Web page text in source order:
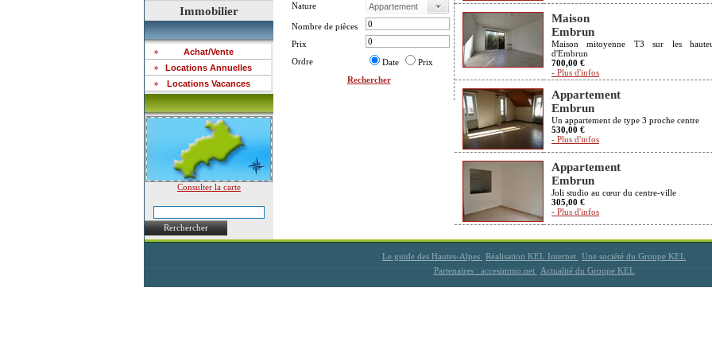
Immobilier
Achat/Vente
Locations Annuelles
Locations Vacances
Consulter la carte
Rerchercher
Nature
Nombre de pièces
Prix
Ordre
Date
Prix
Rechercher
Maison
Embrun
Maison mitoyenne T3 sur les
d'Embrun
700,00 €
- Plus d'infos
Appartement
Embrun
Un appartement de type 3 proche centre
530,00 €
- Plus d'infos
Appartement
Embrun
Joli studio au cœur du centre-ville
305,00 €
- Plus d'infos
Le guide des Hautes-Alpes Réalisation KEL Internet Une société du Groupe KEL
Partenaires : accesimmo.net
Actualité du Groupe KEL